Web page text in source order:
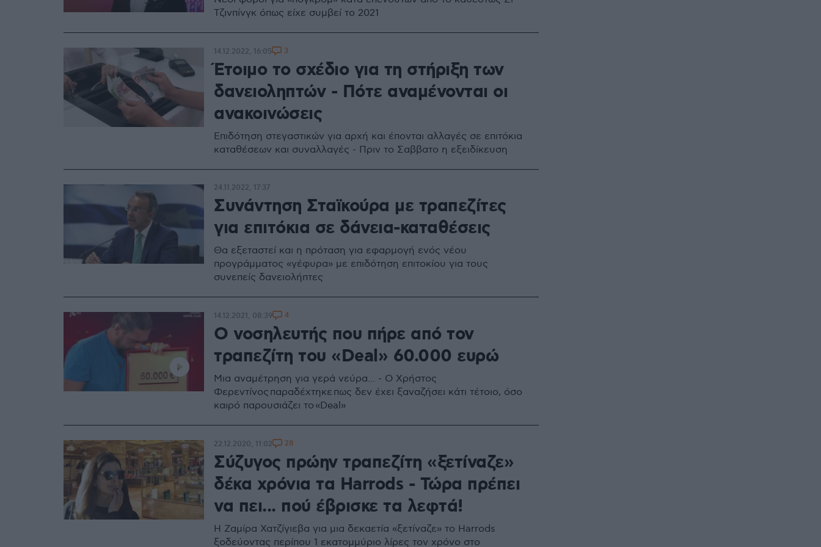
Τζινπίνγκ όπως είχε συμβεί το 2021
Έτοιμο το σχέδιο για τη στήριξη των
δανειοληπτών - Πότε αναμένονται οι
ανακοινώσεις
Επιδότηση στεγαστικών για αρχή και έπονται αλλαγές σε επιτόκια
καταθέσεων και συναλλαγές - Πριν το Σαββατο η εξειδίκευση
14.12.2022, 16:05 3
Συνάντηση Σταϊκούρα με τραπεζίτες
για επιτόκια σε δάνεια-καταθέσεις
Θα εξεταστεί και η πρόταση για εφαρμογή ενός νέου
προγράμματος «γέφυρα» με επιδότηση επιτοκίου για τους
συνεπείς δανειολήπτες
24.11.2022, 17:37
Ο νοσηλευτής που πήρε από τον
τραπεζίτη του «Deal» 60.000 ευρώ
Μια αναμέτρηση για γερά νεύρα... - Ο Χρήστος
Φερεντίνος παραδέχτηκε πως δεν έχει ξαναζήσει κάτι τέτοιο, όσο
καιρό παρουσιάζει το «Deal»
14.12.2021, 08:39 4
Σύζυγος πρώην τραπεζίτη «ξετίναζε»
δέκα χρόνια τα Harrods - Τώρα πρέπει
να πει... πού έβρισκε τα λεφτά!
H Ζαμίρα Χατζίγιεβα για μια δεκαετία «ξετίναζε» το Harrods
ξοδεύοντας περίπου 1 εκατομμύριο λίρες τον χρόνο στο
22.12.2020, 11:02 28